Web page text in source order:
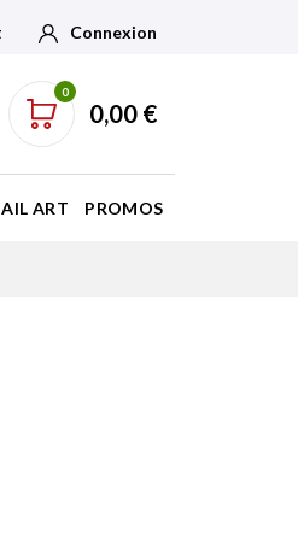
Connexion
0
0,00 €
ART PROMOS